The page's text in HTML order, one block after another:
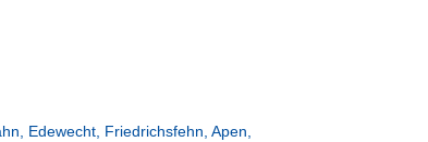
Edewecht, Friedrichsfehn, Apen,